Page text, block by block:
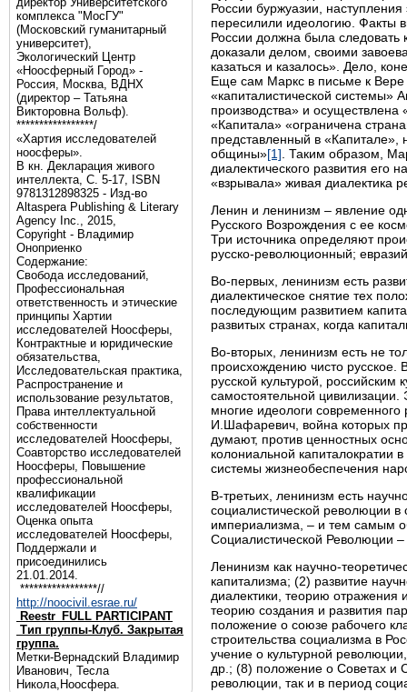
комплекса "МосГУ"
(Московский гуманитарный
университет),
Экологический Центр
«Ноосферный Город» -
Россия, Москва, ВДНХ
(директор – Татьяна
Викторовна Вольф).
*****************/
«Хартия исследователей
ноосферы».
В кн. Декларация живого
интеллекта, С. 5-17, ISBN
9781312898325 - Изд-во
Altaspera Publishing & Literary
Agency Inc., 2015,
Copyright - Владимир
Оноприенко
Содержание:
Свобода исследований,
Профессиональная
ответственность и этические
принципы Хартии
исследователей Ноосферы,
Контрактные и юридические
обязательства,
Исследовательская практика,
Распространение и
использование результатов,
Права интеллектуальной
собственности
исследователей Ноосферы,
Соавторство исследователей
Ноосферы, Повышение
профессиональной
квалификации
исследователей Ноосферы,
Оценка опыта
исследователей Ноосферы,
Поддержали и
присоединились
21.01.2014.
*****************//
http://noocivil.esrae.ru/
Reestr_FULL PARTICIPANT
Тип группы-Клуб. Закрытая
группа.
Метки-Вернадский Владимир
Иванович, Тесла
Никола,Ноосфера.
России буржуазии,
пересилили идеологию. Факты
России должна была следовать
доказали делом, своими
казаться и казалось». Дело,
Еще сам Маркс в письме к Вере
«капиталистической системы»
производства» и осуществлена
«Капитала» «ограничена
представленный в «Капитале»,
общины»[1] . Таким образом,
диалектического развития его
«взрывала» живая диалектика
Ленин и ленинизм – явление
Русского Возрождения с ее
Три источника определяют
русско-революционный;
Во-первых, ленинизм есть
диалектическое снятие тех
последующим развитием
развитых странах, когда
Во-вторых, ленинизм есть не
происхождению чисто русское.
русской культурой, российским
самостоятельной
многие идеологи
И.Шафаревич, война которых
думают, против ценностных
колониальной
системы жизнеобеспечения
В-третьих, ленинизм есть
социалистической революции в
империализма, – и тем самым
Социалистической Революции –
Ленинизм как научно-
капитализма; (2) развитие
диалектики, теорию отражения
теорию создания и развития
положение о союзе рабочего
строительства социализма в
учение о культурной
др.; (8) положение о Советах и
революции, так и в период